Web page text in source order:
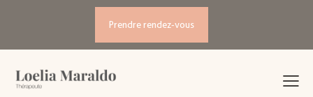
Prendre rendez-vous